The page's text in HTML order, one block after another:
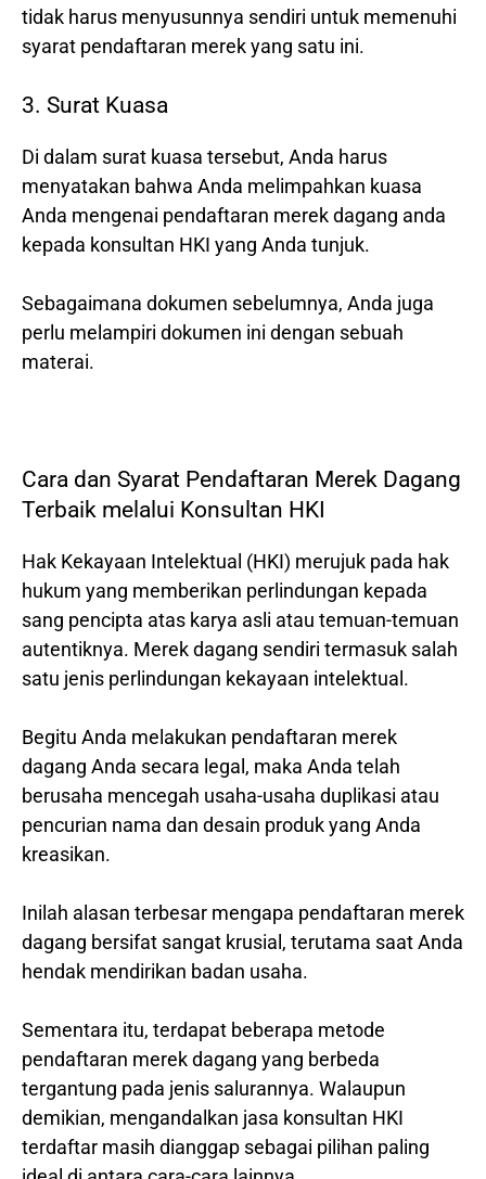
tidak harus menyusunnya sendiri untuk memenuhi
syarat pendaftaran merek yang satu ini.
3. Surat Kuasa
Di dalam surat kuasa tersebut, Anda harus
menyatakan bahwa Anda melimpahkan kuasa
Anda mengenai pendaftaran merek dagang anda
kepada konsultan HKI yang Anda tunjuk.
Sebagaimana dokumen sebelumnya, Anda juga
perlu melampiri dokumen ini dengan sebuah
materai.
Cara dan Syarat Pendaftaran Merek Dagang
Terbaik melalui Konsultan HKI
Hak Kekayaan Intelektual (HKI) merujuk pada hak
hukum yang memberikan perlindungan kepada
sang pencipta atas karya asli atau temuan-temuan
autentiknya. Merek dagang sendiri termasuk salah
satu jenis perlindungan kekayaan intelektual.
Begitu Anda melakukan pendaftaran merek
dagang Anda secara legal, maka Anda telah
berusaha mencegah usaha-usaha duplikasi atau
pencurian nama dan desain produk yang Anda
kreasikan.
Inilah alasan terbesar mengapa pendaftaran merek
dagang bersifat sangat krusial, terutama saat Anda
hendak mendirikan badan usaha.
Sementara itu, terdapat beberapa metode
pendaftaran merek dagang yang berbeda
tergantung pada jenis salurannya. Walaupun
demikian, mengandalkan jasa konsultan HKI
terdaftar masih dianggap sebagai pilihan paling